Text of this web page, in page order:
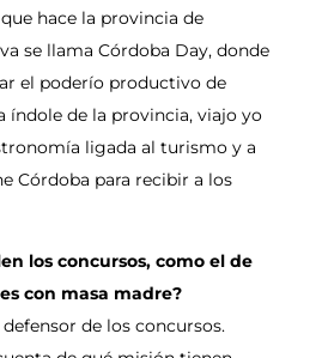
hace la provincia de
se llama Córdoba Day, donde
el poderío productivo de
índole de la provincia, viajo yo
ligada al turismo y a
Córdoba para recibir a los
los concursos, como el de
con masa madre?
de los concursos.